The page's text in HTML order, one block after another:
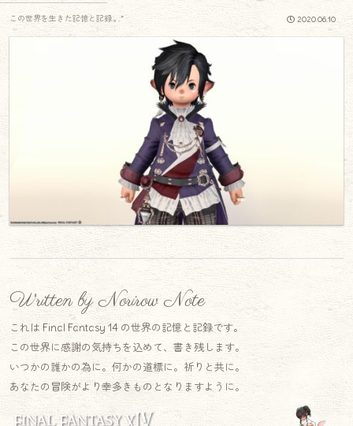
2020.06.10
この世界を生きた記憶と記録.｡.:*
Written by Norirow Note
これは Final Fantasy 14 の世界の記憶と記録です。
この世界に感謝の気持ちを込めて、書き残します。
いつかの誰かの為に。何かの道標に。祈りと共に。
あなたの冒険がより幸多きものとなりますように。